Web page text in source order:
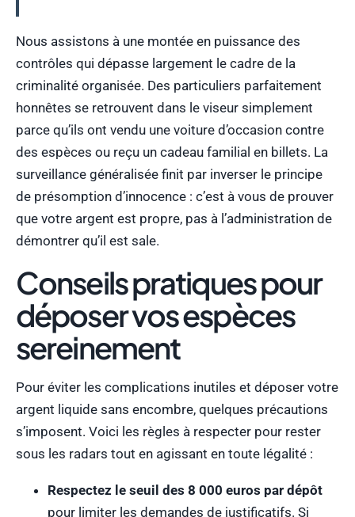
Nous assistons à une montée en puissance des
contrôles qui dépasse largement le cadre de la
criminalité organisée. Des particuliers parfaitement
honnêtes se retrouvent dans le viseur simplement
parce qu’ils ont vendu une voiture d’occasion contre
des espèces ou reçu un cadeau familial en billets. La
surveillance généralisée finit par inverser le principe
de présomption d’innocence : c’est à vous de prouver
que votre argent est propre, pas à l’administration de
démontrer qu’il est sale.
Conseils pratiques pour
déposer vos espèces
sereinement
Pour éviter les complications inutiles et déposer votre
argent liquide sans encombre, quelques précautions
s’imposent. Voici les règles à respecter pour rester
sous les radars tout en agissant en toute légalité :
Respectez le seuil des 8 000 euros par dépôt
pour limiter les demandes de justificatifs. Si